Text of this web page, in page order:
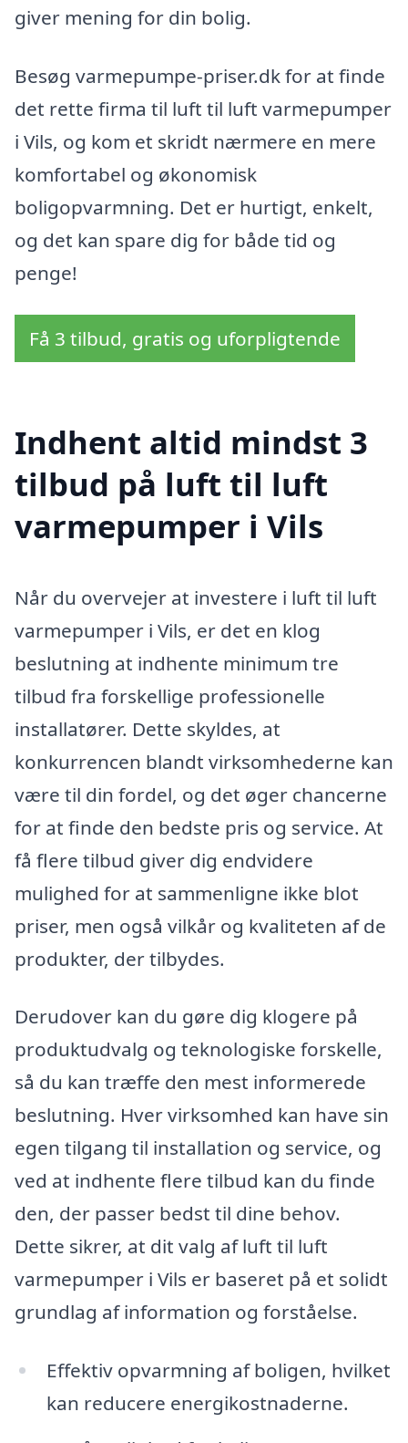
giver mening for din bolig.
Besøg varmepumpe-priser.dk for at finde
det rette firma til luft til luft varmepumper
i Vils, og kom et skridt nærmere en mere
komfortabel og økonomisk
boligopvarmning. Det er hurtigt, enkelt,
og det kan spare dig for både tid og
penge!
Få 3 tilbud, gratis og uforpligtende
Indhent altid mindst 3
tilbud på luft til luft
varmepumper i Vils
Når du overvejer at investere i luft til luft
varmepumper i Vils, er det en klog
beslutning at indhente minimum tre
tilbud fra forskellige professionelle
installatører. Dette skyldes, at
konkurrencen blandt virksomhederne kan
være til din fordel, og det øger chancerne
for at finde den bedste pris og service. At
få flere tilbud giver dig endvidere
mulighed for at sammenligne ikke blot
priser, men også vilkår og kvaliteten af de
produkter, der tilbydes.
Derudover kan du gøre dig klogere på
produktudvalg og teknologiske forskelle,
så du kan træffe den mest informerede
beslutning. Hver virksomhed kan have sin
egen tilgang til installation og service, og
ved at indhente flere tilbud kan du finde
den, der passer bedst til dine behov.
Dette sikrer, at dit valg af luft til luft
varmepumper i Vils er baseret på et solidt
grundlag af information og forståelse.
Effektiv opvarmning af boligen, hvilket
kan reducere energikostnaderne.